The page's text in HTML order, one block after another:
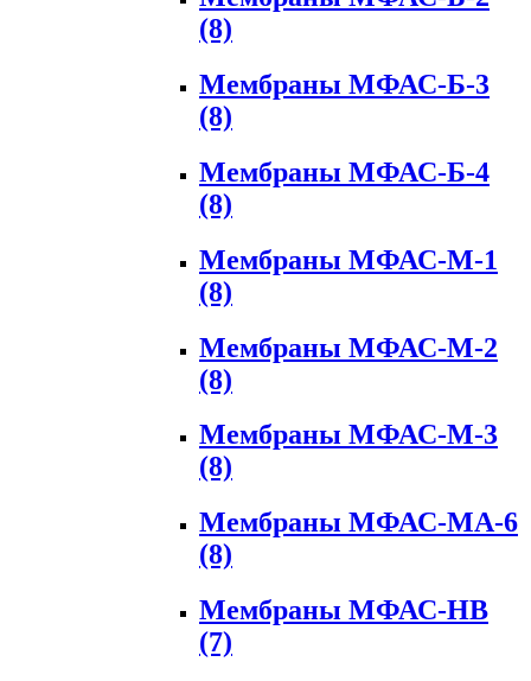
(8)
Мембраны МФАС-Б-3
(8)
Мембраны МФАС-Б-4
(8)
Мембраны МФАС-М-1
(8)
Мембраны МФАС-М-2
(8)
Мембраны МФАС-М-3
(8)
Мембраны МФАС-МА-6
(8)
Мембраны МФАС-НВ
(7)